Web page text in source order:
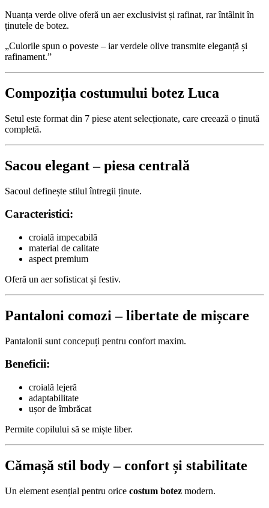
Nuanța verde olive oferă un aer exclusivist și rafinat, rar întâlnit în
ținutele de botez.
„Culorile spun o poveste – iar verdele olive transmite eleganță și
rafinament.”
Compoziția costumului botez Luca
Setul este format din 7 piese atent selecționate, care creează o ținută
completă.
Sacou elegant – piesa centrală
Sacoul definește stilul întregii ținute.
Caracteristici:
croială impecabilă
material de calitate
aspect premium
Oferă un aer sofisticat și festiv.
Pantaloni comozi – libertate de mișcare
Pantalonii sunt concepuți pentru confort maxim.
Beneficii:
croială lejeră
adaptabilitate
ușor de îmbrăcat
Permite copilului să se miște liber.
Cămașă stil body – confort și stabilitate
Un element esențial pentru orice costum botez modern.